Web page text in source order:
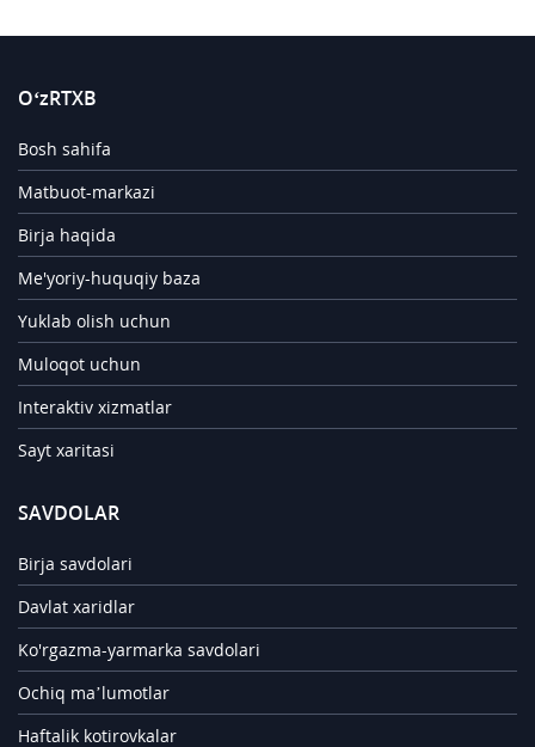
O‘zRTXB
Bosh sahifa
Matbuot-markazi
Birja haqida
Me'yoriy-huquqiy baza
Yuklab olish uchun
Muloqot uchun
Interaktiv xizmatlar
Sayt xaritasi
SAVDOLAR
Birja savdolari
Davlat xaridlar
Ko'rgazma-yarmarka savdolari
Ochiq ma’lumotlar
Haftalik kotirovkalar